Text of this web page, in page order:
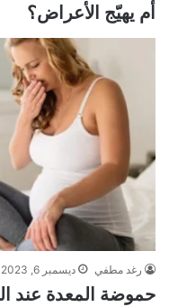
أم يهيّج الأعراض؟
رغد مطفي ديسمبر 6, 2023
حموضة المعدة عند